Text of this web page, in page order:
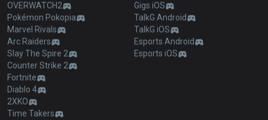
OVERWATCH2
Pokémon Pokopia
Marvel Rivals
Arc Raiders
Slay The Spire 2
Counter Strike 2
Fortnite
Diablo 4
2XKO
Time Takers
Gigs iOS
TalkG Android
TalkG iOS
Esports Android
Esports iOS